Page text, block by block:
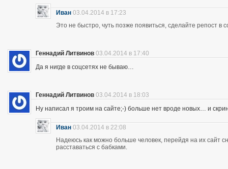
Иван 03.04.2014 в 17:23
Это не быстро, чуть позже появиться, сделайте репост в
Геннадий Литвинов 03.04.2014 в 17:40
Да я нигде в соцсетях не бываю…
Геннадий Литвинов 03.04.2014 в 18:03
Ну написал я троим на сайте;-) больше нет вроде новых… и
Иван 03.04.2014 в 22:08
Надеюсь как можно больше человек, перейдя на их сайт
расставаться с бабками.